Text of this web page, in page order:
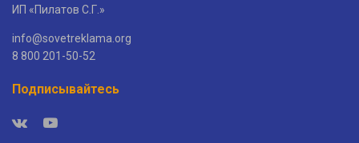
ИП «Пилатов С.Г.»
info@sovetreklama.org
8 800 201-50-52
Подписывайтесь